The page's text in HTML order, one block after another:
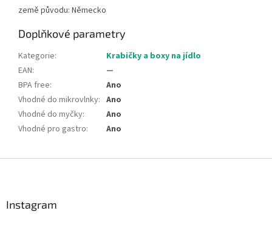
země původu: Německo
Doplňkové parametry
Kategorie:
Krabičky a boxy na jídlo
EAN:
—
BPA free:
Ano
Vhodné do mikrovlnky: Ano
Vhodné do myčky:
Ano
Vhodné pro gastro: Ano
Instagram